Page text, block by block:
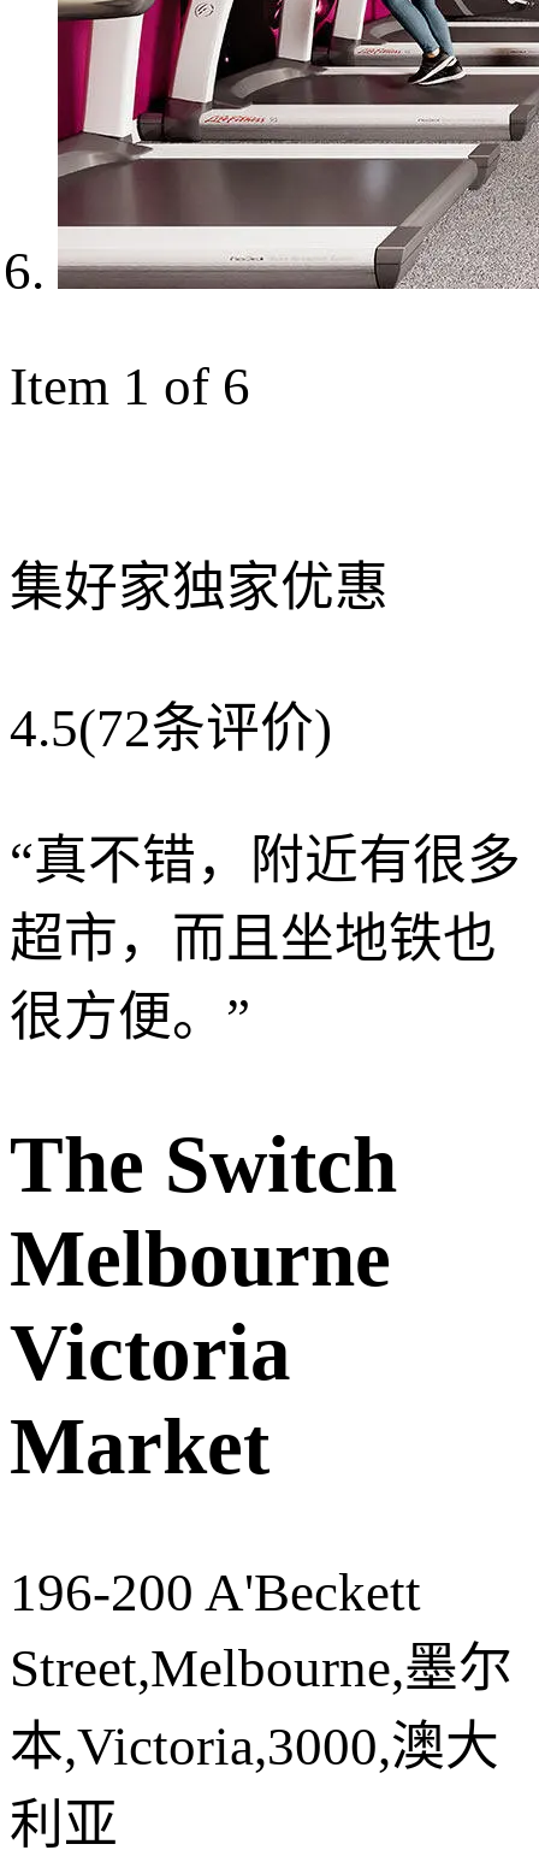
Item 1 of 6
集好家独家优惠
4.5(72条评价)
“真不错，附近有很多
超市，而且坐地铁也
很方便。 ”
The Switch
Melbourne
Victoria
Market
196-200 A'Beckett
Street,Melbourne,墨尔
本,Victoria,3000,澳大
利亚